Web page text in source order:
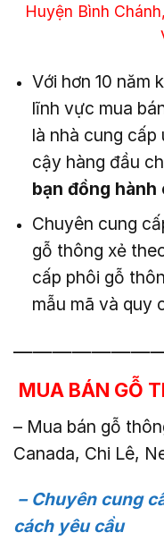
Huyện Bình
Với hơn 10 năm
lĩnh vực mua
là nhà cung
cậy hàng đầu
bạn đồng hành
Chuyên cung
gỗ thông xẻ
cấp phôi gỗ
mẫu mã và quy
MUA BÁN GỖ
– Mua bán gỗ
Canada, Chi Lê,
– Chuyên cung
cách yêu cầu